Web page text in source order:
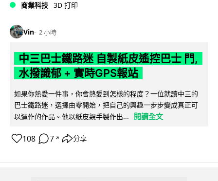
商業科技 3D 打印
Vin 2 小時
中三巴士鐵路迷 自製紙皮遙控巴士 門,
水撥識郁 + 實時GPS報站
如果你熱愛一件事，你會熱愛到怎樣的程度？一位就讀中三的
巴士鐵路迷，選擇由零開始，把自己的興趣一步步變成真正可
以運作的作品。他以紙皮親手製作出...
閱讀全文
108 7 ↗ 分享